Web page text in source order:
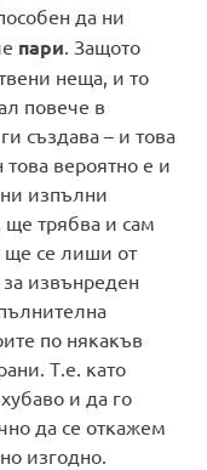
да ни
пари . Защото
неща, и то
повече в
създава – и това
вероятно е и
ни изпълни
ще трябва и сам
ще се лиши от
извънреден
по някакъв
Т.е. като
и да го
да се откажем
изгодно.